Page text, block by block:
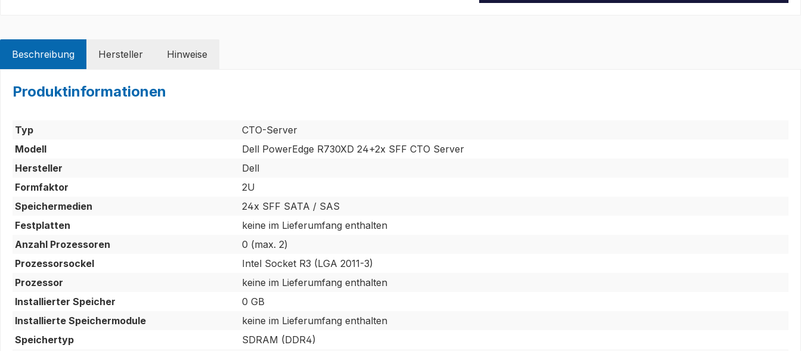
Beschreibung Hersteller Hinweise
Produktinformationen
Typ
CTO-Server
Modell
Dell PowerEdge R730XD 24+2x SFF CTO Server
Hersteller
Dell
Formfaktor
2U
Speichermedien
24x SFF SATA / SAS
Festplatten
keine im Lieferumfang enthalten
Anzahl Prozessoren
0 (max. 2)
Prozessorsockel
Intel Socket R3 (LGA 2011-3)
Prozessor
keine im Lieferumfang enthalten
Installierter Speicher
0 GB
Installierte Speichermodule
keine im Lieferumfang enthalten
Speichertyp
SDRAM (DDR4)